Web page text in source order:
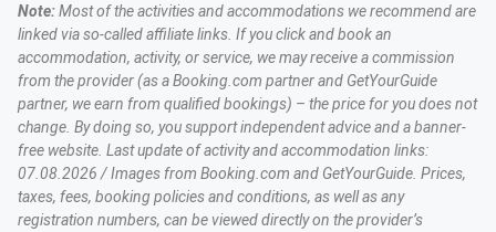
Note:Most of the activities and accommodations we recommend are
linked via so-called affiliate links. If you click and book an
accommodation, activity, or service, we may receive a commission
from the provider (as a Booking.com partner and GetYourGuide
partner, we earn from qualified bookings) – the price for you does not
change. By doing so, you support independent advice and a banner-
free website. Last update of activity and accommodation links:
07.08.2026 / Images from Booking.com and GetYourGuide. Prices,
taxes, fees, booking policies and conditions, as well as any
registration numbers, can be viewed directly on the provider’s